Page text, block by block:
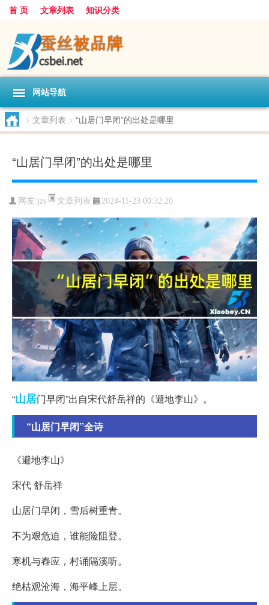
首 页 文章列表 知识分类
网站导航
> 文章列表 > “山居门早闭”的出处是哪里
“山居门早闭”的出处是哪里
网友:jzs 文章列表 2024-11-23 00:32:20
“山居门早闭”出自宋代舒岳祥的《避地李山》。
“山居门早闭”全诗
《避地李山》
宋代 舒岳祥
山居门早闭，雪后树重青。
不为艰危迫，谁能险阻登。
寒机与舂应，村诵隔溪听。
绝枯观沧海，海平峰上层。